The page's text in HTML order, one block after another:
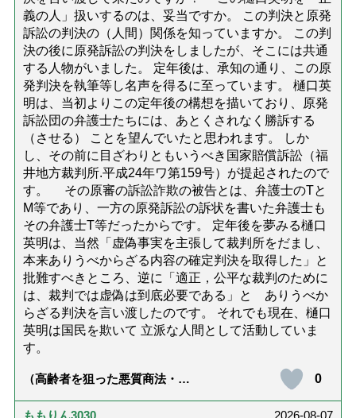
義の人」扱いするのは、妥当ですか。 この判決と原発
訴訟の判決の（人間）関係を知っていますか。 この判
決の後に原発訴訟の判決をしましたが、そこには共通
する人物がいました。 定年後は、承知の通り、この原
発判決を執筆等し名声を得るに至っています。 樋口英
明は、当初よりこの定年後の構想を描いており、原発
訴訟団の弁護士たちには、あとくされなく勝訴する
（させる） ことを望んでいたと思われます。 しか
し、その前に目ざわりともいうべき国家賠償訴訟（福
井地方裁判所.平成24年ワ第159号）が提起されたので
す。 その原審の訴訟詐欺の被告とは、弁護士のTと
M等であり、一方の原発訴訟の訴状を書いた弁護士も
その弁護士T等だったからです。 定年後を夢みる樋口
英明は、当然「虚偽事実を主張して裁判所をだまし、
本来ありうべからざる内容の確定判決を取得した」と
批難すべきところ、逆に「適正，公平な裁判のために
は、裁判では虚偽は到底必要である」と ありうべか
らざる判決を言い渡したのです。 それでも現在、樋口
英明は国民を欺いて 立派な人間として活動していま
す。
（高齢者を狙った悪質商法・訪
ないための4つの対策「騙されや
すい人の特徴は？」【社会福祉
0
ももりん3030 2026-08-07